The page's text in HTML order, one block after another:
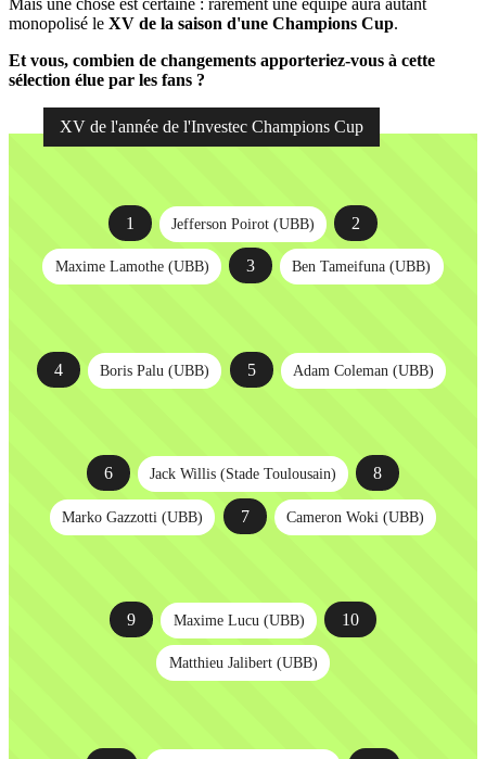
monopolisé le XV de la saison d'une Champions Cup.
Et vous, combien de changements apporteriez-vous à cette
sélection élue par les fans ?
XV de l'année de l'Investec Champions Cup
1 Jefferson Poirot (UBB) 2
Maxime Lamothe (UBB) 3 Ben Tameifuna (UBB)
4 Boris Palu (UBB) 5 Adam Coleman (UBB)
6 Jack Willis (Stade Toulousain) 8
Marko Gazzotti (UBB) 7 Cameron Woki (UBB)
9 Maxime Lucu (UBB) 10
Matthieu Jalibert (UBB)